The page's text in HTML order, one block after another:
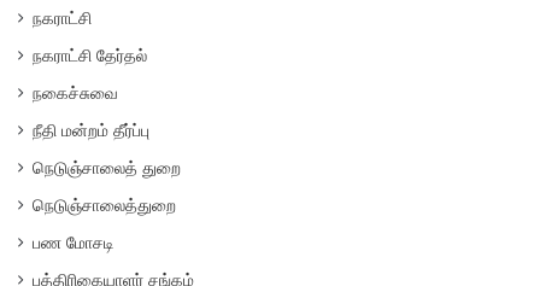
நகராட்சி
நகராட்சி தேர்தல்
நகைச்சுவை
நீதி மன்றம் தீர்ப்பு
நெடுஞ்சாலைத் துறை
நெடுஞ்சாலைத்துறை
பண மோசடி
பத்திரிகையாளர் சங்கம்